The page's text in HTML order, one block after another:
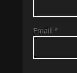
Email *